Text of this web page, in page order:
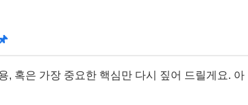
, 혹은 가장 중요한 핵심만 다시 짚어 드릴게요. 아